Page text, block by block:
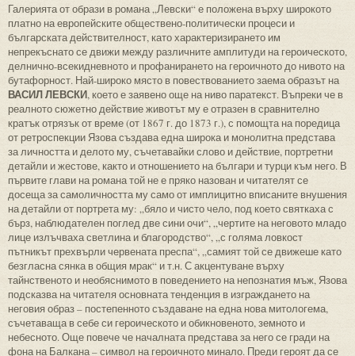
Галерията от образи в романа „Левски“ е положена върху широкото
платно на европейските обществено-политически процеси и
българската действителност, като характеризирането им
непрекъснато се движи между различните амплитуди на героическото,
делнично-всекидневното и профанирането на героичното до нивото на
бутафорност. Най-широко място в повествованието заема образът на
ВАСИЛ ЛЕВСКИ, което е заявено още на ниво паратекст. Въпреки че в
реалното сюжетно действие животът му е отразен в сравнително
кратък отрязък от време (от 1867 г. до 1873 г.), с помощта на поредица
от ретроспекции Язова създава една широка и монолитна представа
за личността и делото му, съчетавайки слово и действие, портретни
детайли и жестове, както и отношението на българи и турци към него. В
първите глави на романа той не е пряко назован и читателят се
досеща за самоличността му само от имплицитно вписаните внушения
на детайли от портрета му: „бяло и чисто чело, под което святкаха с
бърз, наблюдателен поглед две сини очи“, „чертите на неговото младо
лице излъчваха светлина и благородство“, „с голяма ловкост
пътникът прехвърли червената преспа“, „самият той се движеше като
безгласна сянка в общия мрак“ и т.н. С акцентуване върху
тайнственото и необяснимото в поведението на непознатия мъж, Язова
подсказва на читателя основната тенденция в изграждането на
неговия образ – постепенното създаване на една нова митологема,
съчетаваща в себе си героическото и обикновеното, земното и
небесното. Още повече че началната представа за него се гради на
фона на Балкана – символ на героичното минало. Преди героят да се